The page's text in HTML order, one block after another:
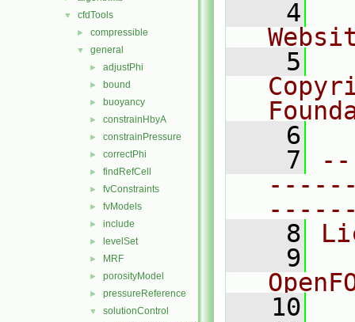
▼ cfdTools
► compressible
▼ general
► adjustPhi
► bound
► buoyancy
► constrainHbyA
► constrainPressure
► correctPhi
► findRefCell
► fvConstraints
► fvModels
► include
► levelSet
► MRF
► porosityModel
► pressureReference
▼ solutionControl
    4
    5
    6
    7
    8
    9
   10